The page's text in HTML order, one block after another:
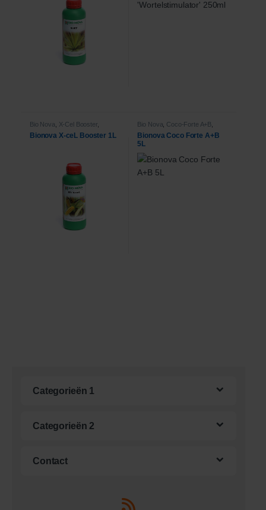
Bio Nova X-Cel Booster,
Bionova X-ceL Booster 1L
Bio Nova Coco-Forte A+B
Bionova Coco Forte A+B
5L
Categorieën 1
Categorieën 2
Contact